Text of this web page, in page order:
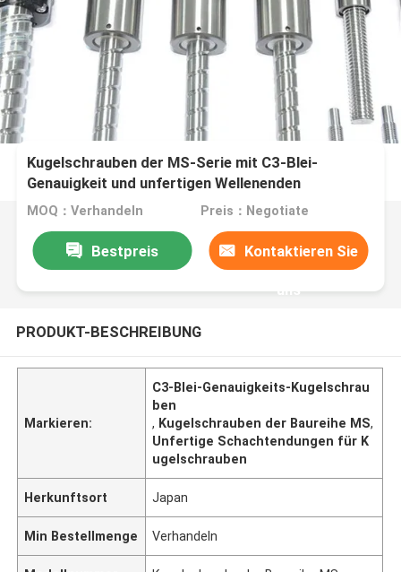
Kugelschrauben der MS-Serie mit C3-Blei-
Genauigkeit und unfertigen Wellenenden
MOQ：Verhandeln Preis：Negotiate
Bestpreis Kontaktieren Sie
uns
PRODUKT-BESCHREIBUNG
Markieren:
C3-Blei-Genauigkeits-Kugelschrau
ben
, Kugelschrauben der Baureihe MS,
Unfertige Schachtendungen für K
ugelschrauben
Herkunftsort Japan
Min Bestellmenge Verhandeln